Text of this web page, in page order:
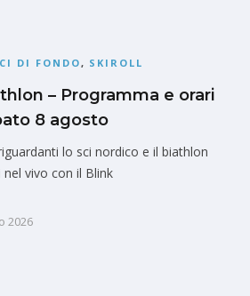
DI FONDO, SKIROLL
– Programma e orari
8 agosto
lo sci nordico e il biathlon
vivo con il Blink
2026